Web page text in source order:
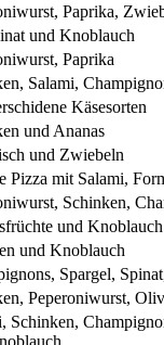
Paprika,
und Knoblauch
Paprika
Salami,
Käsesorten
und Ananas
und Zwiebeln
Pizza mit Salami,
Schinken,
und Knoblauch
und Knoblauch
Spargel,
Peperoniwurst,
Schinken,